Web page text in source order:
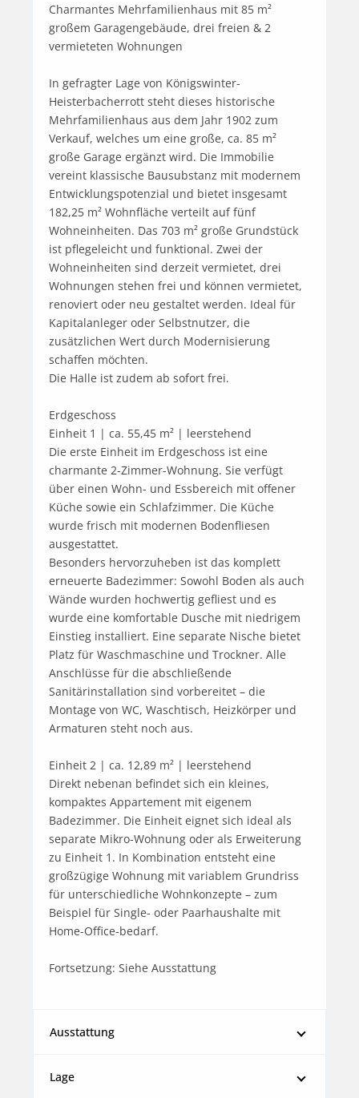
Charmantes Mehrfamilienhaus mit 85 m²
großem Garagengebäude, drei freien & 2
vermieteten Wohnungen
In gefragter Lage von Königswinter-
Heisterbacherrott steht dieses historische
Mehrfamilienhaus aus dem Jahr 1902 zum
Verkauf, welches um eine große, ca. 85 m²
große Garage ergänzt wird. Die Immobilie
vereint klassische Bausubstanz mit modernem
Entwicklungspotenzial und bietet insgesamt
182,25 m² Wohnfläche verteilt auf fünf
Wohneinheiten. Das 703 m² große Grundstück
ist pflegeleicht und funktional. Zwei der
Wohneinheiten sind derzeit vermietet, drei
Wohnungen stehen frei und können vermietet,
renoviert oder neu gestaltet werden. Ideal für
Kapitalanleger oder Selbstnutzer, die
zusätzlichen Wert durch Modernisierung
schaffen möchten.
Die Halle ist zudem ab sofort frei.
Erdgeschoss
Einheit 1 | ca. 55,45 m² | leerstehend
Die erste Einheit im Erdgeschoss ist eine
charmante 2-Zimmer-Wohnung. Sie verfügt
über einen Wohn- und Essbereich mit offener
Küche sowie ein Schlafzimmer. Die Küche
wurde frisch mit modernen Bodenfliesen
ausgestattet.
Besonders hervorzuheben ist das komplett
erneuerte Badezimmer: Sowohl Boden als auch
Wände wurden hochwertig gefliest und es
wurde eine komfortable Dusche mit niedrigem
Einstieg installiert. Eine separate Nische bietet
Platz für Waschmaschine und Trockner. Alle
Anschlüsse für die abschließende
Sanitärinstallation sind vorbereitet – die
Montage von WC, Waschtisch, Heizkörper und
Armaturen steht noch aus.
Einheit 2 | ca. 12,89 m² | leerstehend
Direkt nebenan befindet sich ein kleines,
kompaktes Appartement mit eigenem
Badezimmer. Die Einheit eignet sich ideal als
separate Mikro-Wohnung oder als Erweiterung
zu Einheit 1. In Kombination entsteht eine
großzügige Wohnung mit variablem Grundriss
für unterschiedliche Wohnkonzepte – zum
Beispiel für Single- oder Paarhaushalte mit
Home-Office-bedarf.
Fortsetzung: Siehe Ausstattung
Ausstattung
Lage